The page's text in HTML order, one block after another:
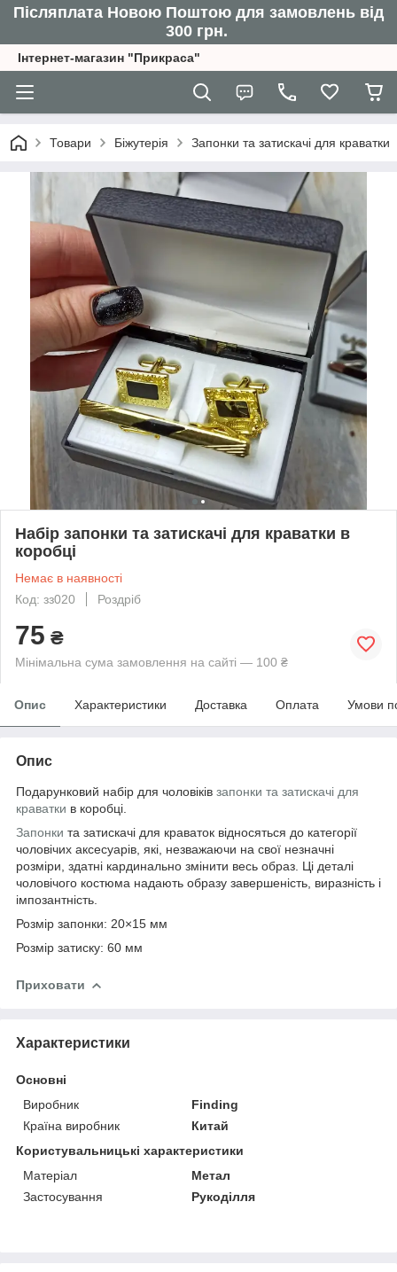
Післяплата Новою Поштою для замовлень від
300 грн.
Інтернет-магазин "Прикраса"
Товари Біжутерія Запонки та затискачі для краватки
Набір запонки та затискачі для краватки в
коробці
Немає в наявності
Код: зз020
Роздріб
75 ₴
Мінімальна сума замовлення на сайті — 100 ₴
Опис Характеристики Доставка Оплата Умови
Опис
Подарунковий набір для чоловіків запонки та затискачі для
краватки в коробці.
Запонки та затискачі для краваток відносяться до категорії
чоловічих аксесуарів, які, незважаючи на свої незначні
розміри, здатні кардинально змінити весь образ. Ці деталі
чоловічого костюма надають образу завершеність, виразність і
імпозантність.
Розмір запонки: 20×15 мм
Розмір затиску: 60 мм
Приховати
Характеристики
Основні
Виробник
Finding
Країна виробник
Китай
Користувальницькі характеристики
Матеріал
Метал
Застосування
Рукоділля